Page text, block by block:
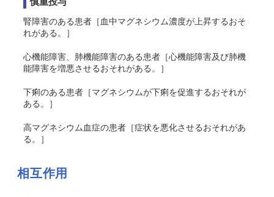
腎障害のある患者［血中マグネシウム濃度が上昇するおそ
れがある。］
心機能障害、肺機能障害のある患者［心機能障害及び肺機
能障害を増悪させるおそれがある。］
下痢のある患者［マグネシウムが下痢を促進するおそれが
ある。］
高マグネシウム血症の患者［症状を悪化させるおそれがあ
る。］
相互作用